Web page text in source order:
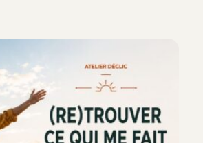
options
may